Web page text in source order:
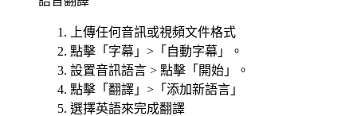
上傳任何音訊或視頻文件格式
點擊「字幕」>「自動字幕」。
設置音訊語言 > 點擊「開始」。
點擊「翻譯」>「添加新語言」
選擇英語來完成翻譯